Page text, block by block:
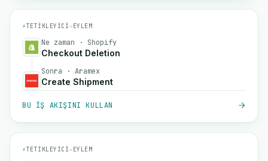
⚡TETIKLEYICI→EYLEM
Ne zaman · Shopify
Checkout Deletion
Sonra · Aramex
Create Shipment
BU IŞ AKIŞINI KULLAN
⚡TETIKLEYICI→EYLEM